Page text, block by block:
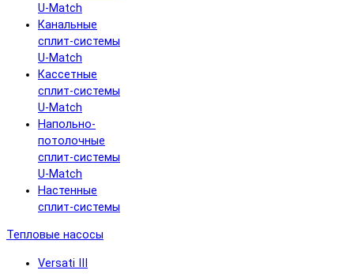
U-Match
Канальные
сплит-системы
U-Match
Кассетные
сплит-системы
U-Match
Напольно-
потолочные
сплит-системы
U-Match
Настенные
сплит-системы
Тепловые насосы
Versati III